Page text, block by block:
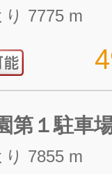
り 7775 m
第１駐車
り 7855 m